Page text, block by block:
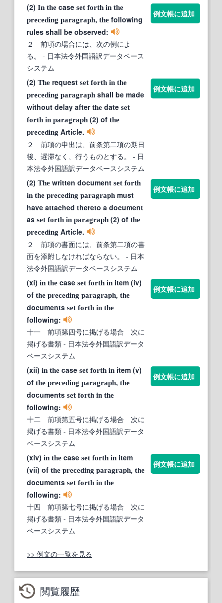
(2) In the case set forth in the
preceding paragraph, the following
rules shall be observed:
２ 前項の場合には、次の例によ
る。
- 日本法令外国語訳データベース
システム
例文帳に追加
(2) The request set forth in the
preceding paragraph shall be made
without delay afterthe date set
forth in paragraph (2) of the
preceding Article.
２ 前項の申出は、前条第二項の期日
後、遅滞なく、行うものとする。
- 日
本法令外国語訳データベースシステム
例文帳に追加
(2) The written document set forth
in the preceding paragraph must
have attached thereto a document
as set forth in paragraph (2) of the
preceding Article.
２ 前項の書面には、前条第二項の書
面を添附しなければならない。
- 日本
法令外国語訳データベースシステム
例文帳に追加
(xi) in the case set forth in item (iv)
of the preceding paragraph, the
documents set forth in the
following:
十一 前項第四号に掲げる場合 次に
掲げる書類 - 日本法令外国語訳データ
ベースシステム
例文帳に追加
(xii) in the case set forth in item (v)
of the preceding paragraph, the
documents set forth in the
following:
十二 前項第五号に掲げる場合 次に
掲げる書類 - 日本法令外国語訳データ
ベースシステム
例文帳に追加
(xiv) in the case set forth in item
(vii) of the preceding paragraph, the
documents set forth in the
following:
十四 前項第七号に掲げる場合 次に
掲げる書類 - 日本法令外国語訳データ
ベースシステム
例文帳に追加
>> 例文の一覧を見る
閲覧履歴